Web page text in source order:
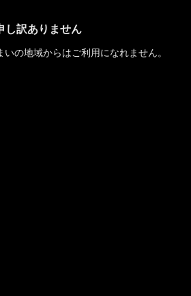
し訳ありません
の地域からはご利用になれません。